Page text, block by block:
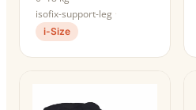
isofix-support-leg
i-Size